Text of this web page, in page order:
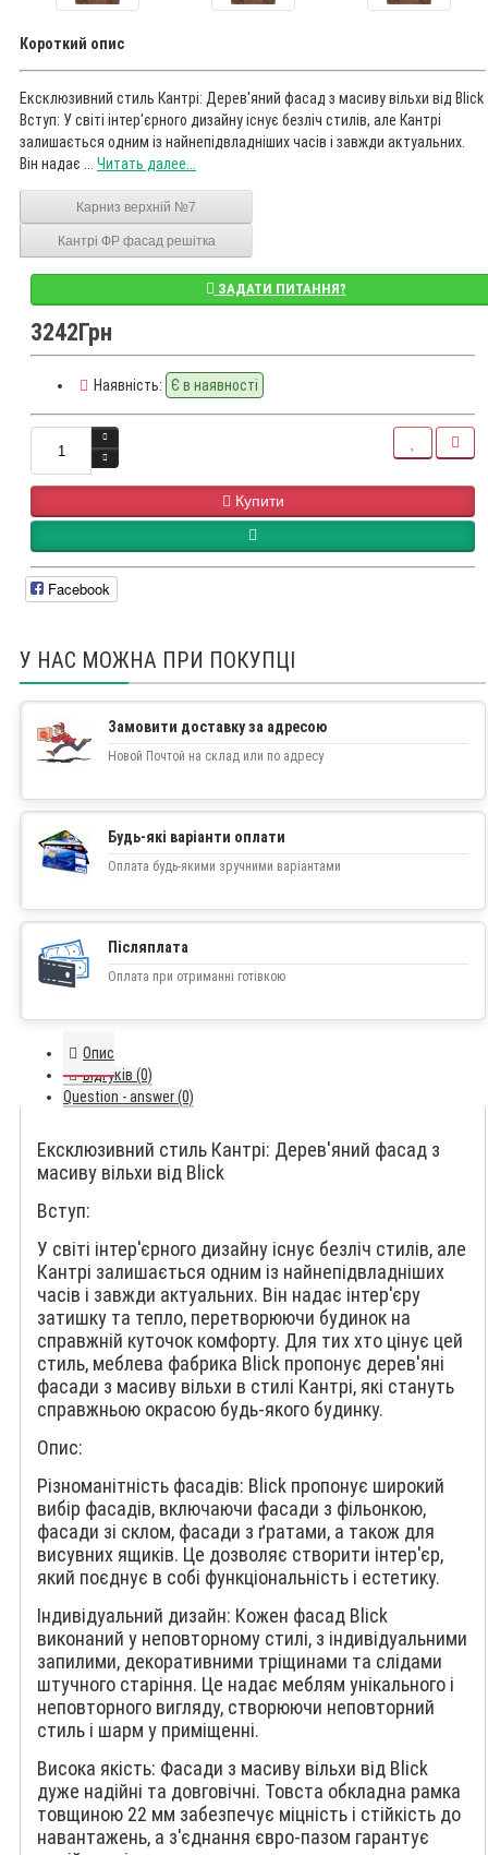
Короткий опис
Ексклюзивний стиль Кантрі: Дерев'яний фасад з масиву вільхи від Blick
Вступ: У світі інтер'єрного дизайну існує безліч стилів, але Кантрі
залишається одним із найнепідвладніших часів і завжди актуальних.
Він надає ... Читать далее...
Карниз верхній №7
Кантрі ФР фасад решітка
ЗАДАТИ ПИТАННЯ?
3242Грн
Наявність: Є в наявності
Купити
Facebook
У НАС МОЖНА ПРИ ПОКУПЦІ
Замовити доставку за адресою
Новой Почтой на склад или по адресу
Будь-які варіанти оплати
Оплата будь-якими зручними варіантами
Післяплата
Оплата при отриманні готівкою
Опис
Відгуків (0)
Question - answer (0)
Ексклюзивний стиль Кантрі: Дерев'яний фасад з
масиву вільхи від Blick
Вступ:
У світі інтер'єрного дизайну існує безліч стилів, але
Кантрі залишається одним із найнепідвладніших
часів і завжди актуальних. Він надає інтер'єру
затишку та тепло, перетворюючи будинок на
справжній куточок комфорту. Для тих хто цінує цей
стиль, меблева фабрика Blick пропонує дерев'яні
фасади з масиву вільхи в стилі Кантрі, які стануть
справжньою окрасою будь-якого будинку.
Опис:
Різноманітність фасадів: Blick пропонує широкий
вибір фасадів, включаючи фасади з фільонкою,
фасади зі склом, фасади з ґратами, а також для
висувних ящиків. Це дозволяє створити інтер'єр,
який поєднує в собі функціональність і естетику.
Індивідуальний дизайн: Кожен фасад Blick
виконаний у неповторному стилі, з індивідуальними
запилими, декоративними тріщинами та слідами
штучного старіння. Це надає меблям унікального і
неповторного вигляду, створюючи неповторний
стиль і шарм у приміщенні.
Висока якість: Фасади з масиву вільхи від Blick
дуже надійні та довговічні. Товста обкладна рамка
товщиною 22 мм забезпечує міцність і стійкість до
навантажень, а з'єднання євро-пазом гарантує